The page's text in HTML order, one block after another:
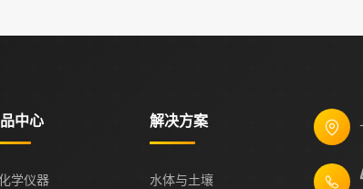
中心
学仪器
解决方案
水体与土壤